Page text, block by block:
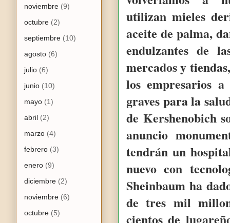
utilizan mieles
aceite de palma,
endulzantes de
mercados y
los empresarios
graves para la
de Kershenobich
anuncio
tendrán un
nuevo con
Sheinbaum ha
de tres mil
cientos de
noviembre (9)
octubre (2)
septiembre (10)
agosto (6)
julio (6)
junio (10)
mayo (1)
abril (2)
marzo (4)
febrero (3)
enero (9)
diciembre (2)
noviembre (6)
octubre (5)